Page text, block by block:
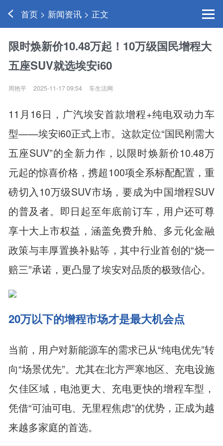
首页 > 新闻资讯 > 正文
限时焕新价10.48万起！10万级国民增程大
五座SUV就选埃安i60
周艳平 2025-11-17 09:54 车生活网
11月16日，广汽埃安首款增程+纯电双动力车
型——埃安i60正式上市。这款定位“国民刚需大
五座SUV”的全新力作，以限时焕新价10.48万
元起的惊喜价格，携超100项全系标配配置，重
磅切入10万级SUV市场，要成为中国增程SUV
的普及者。即日起至年底前订车，用户还可尊
享十大上市权益，涵盖免费升舱、多元化金融
政策与丰厚置换补贴等，其中行业首创的“烧一
赔三”承诺，更凸显了埃安对品质的极致信心。
20万以下的增程市场才是最大机会点
当前，用户对新能源车的需求已从“纯电优先”转
向“场景优先”。尤其在北方严寒地区、充电设施
欠佳区域，电池更大、充电更快的增程车型，
凭借“可油可电、无里程焦虑”的优势，正成为越
来越多家庭的首选。